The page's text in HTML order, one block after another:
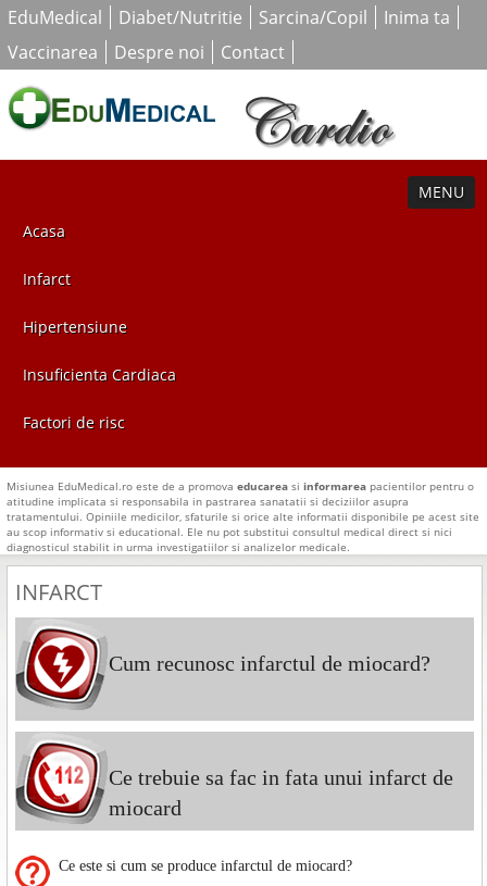
EduMedical Diabet/Nutritie Sarcina/Copil
Inima ta
Vaccinarea
Despre noi Contact
MENU
Acasa
Infarct
Hipertensiune
Insuficienta Cardiaca
Factori de risc
Misiunea EduMedical.ro este de a promovaeducarea siinformarea pacientilor pentru o
atitudine implicata si responsabila in pastrarea sanatatii si deciziilor asupra
tratamentului. Opiniile medicilor, sfaturile si orice alte informatii disponibile pe acest site
au scop informativ si educational. Ele nu pot substitui consultul medical direct si nici
diagnosticul stabilit in urma investigatiilor si analizelor medicale.
INFARCT
Cum recunosc infarctul de miocard?
Ce trebuie sa fac in fata unui infarct de
miocard
Ce este si cum se produce infarctul de miocard?